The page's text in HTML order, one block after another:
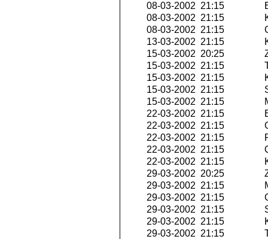
08-03-2002 21:15
08-03-2002 21:15
08-03-2002 21:15
13-03-2002 21:15
15-03-2002 20:25
15-03-2002 21:15
15-03-2002 21:15
15-03-2002 21:15
15-03-2002 21:15
22-03-2002 21:15
22-03-2002 21:15
22-03-2002 21:15
22-03-2002 21:15
22-03-2002 21:15
29-03-2002 20:25
29-03-2002 21:15
29-03-2002 21:15
29-03-2002 21:15
29-03-2002 21:15
29-03-2002 21:15